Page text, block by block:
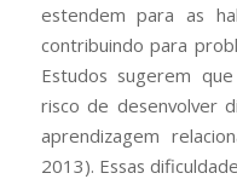
estendem para as
contribuindo para
Estudos sugerem
risco de desenvolver
aprendizagem
2013). Essas